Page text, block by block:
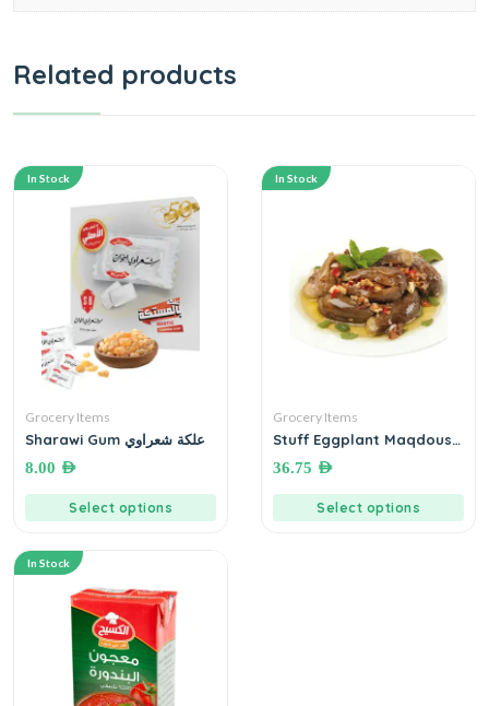
Related products
In Stock
Grocery Items
Sharawi Gum علكة شعراوي
8.00 AED
Select options
In Stock
Grocery Items
Stuff Eggplant Maqdous
باذنجان بزيت الزيتون
36.75 AED
Select options
In Stock